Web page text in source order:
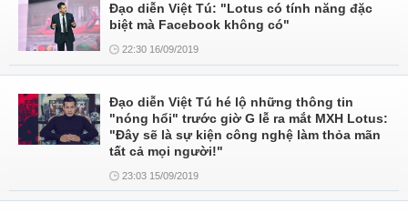
Đạo diễn Việt Tú: "Lotus có tính năng đặc
biệt mà Facebook không có"
22:30 16/09/2019
Đạo diễn Việt Tú hé lộ những thông tin
"nóng hổi" trước giờ G lễ ra mắt MXH Lotus:
"Đây sẽ là sự kiện công nghệ làm thỏa mãn
tất cả mọi người!"
23:03 15/09/2019